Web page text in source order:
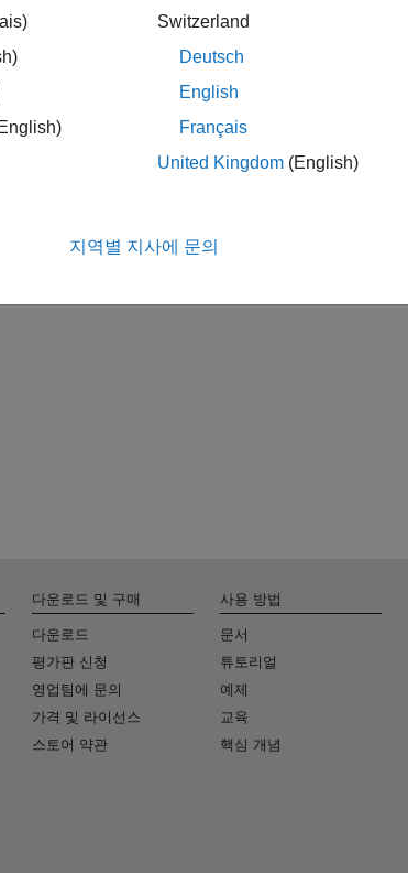
Switzerland
Deutsch
English
Français
United Kingdom (English)
지역별 지사에 문의
다운로드 및 구매
다운로드
평가판 신청
영업팀에 문의
가격 및 라이선스
스토어 약관
사용 방법
문서
튜토리얼
예제
교육
핵심 개념